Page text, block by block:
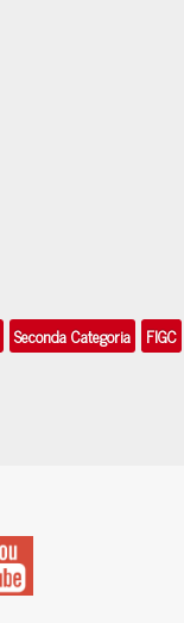
Seconda Categoria FIGC